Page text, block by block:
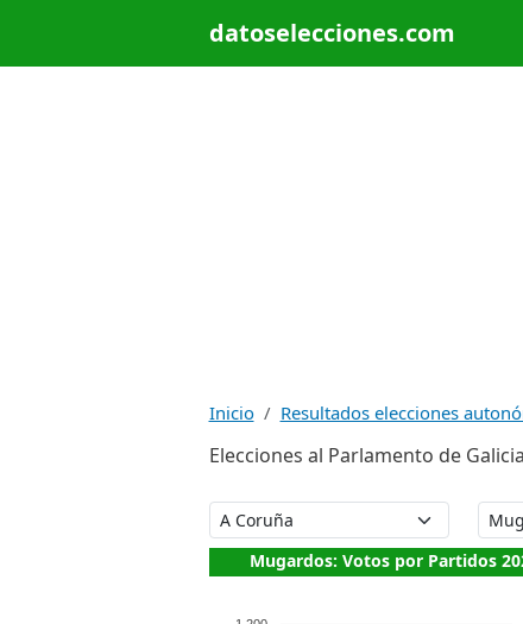
datoselecciones.com
Inicio Resultados elecciones
Elecciones al Parlamento de
Mugardos: Votos por Partidos